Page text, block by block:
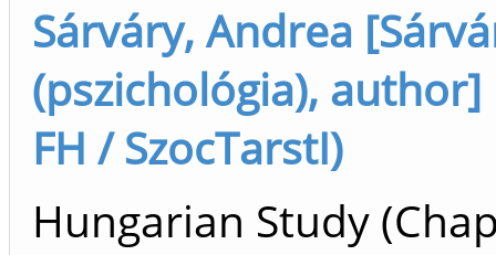
Sárváry, Andrea
(pszichológia), author]
FH / SzocTarstI)
Hungarian Study